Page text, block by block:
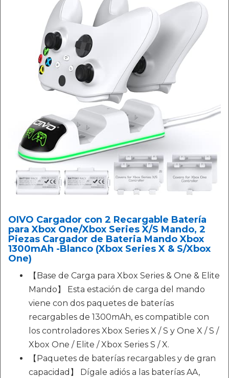
OIVO Cargador con 2 Recargable Batería
para Xbox One/Xbox Series X/S Mando, 2
Piezas Cargador de Bateria Mando Xbox
1300mAh -Blanco (Xbox Series X & S/Xbox
One)
【Base de Carga para Xbox Series & One & Elite
Mando】 Esta estación de carga del mando
viene con dos paquetes de baterías
recargables de 1300mAh, es compatible con
los controladores Xbox Series X / S y One X / S /
Xbox One / Elite / Xbox Series S / X.
【Paquetes de baterías recargables y de gran
capacidad】 Dígale adiós a las baterías AA,